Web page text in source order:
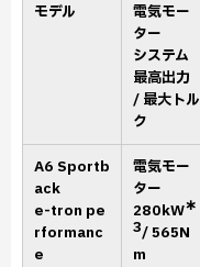
モデル
電気モー
ター
システム
最高出力
/ 最大トル
ク
A6 Sportb
ack
e-tron pe
rformanc
e
電気モー
ター
280kW∗
3/ 565N
m